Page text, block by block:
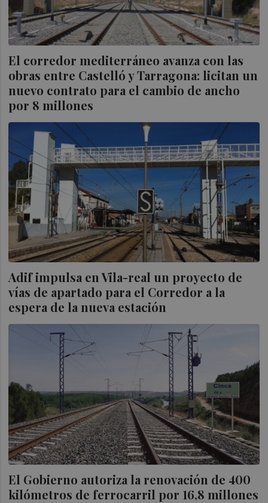
El corredor mediterráneo avanza con las
obras entre Castelló y Tarragona: licitan un
nuevo contrato para el cambio de ancho
por 8 millones
Adif impulsa en Vila-real un proyecto de
vías de apartado para el Corredor a la
espera de la nueva estación
El Gobierno autoriza la renovación de 400
kilómetros de ferrocarril por 16,8 millones